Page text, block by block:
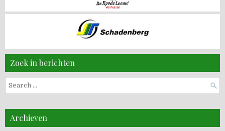
Zoek in berichten
Search
for:
Archieven